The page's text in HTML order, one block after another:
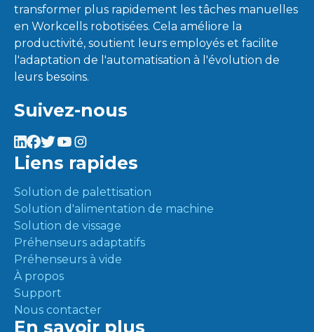
transformer plus rapidement les tâches manuelles
en Workcells robotisées. Cela améliore la
productivité, soutient leurs employés et facilite
l'adaptation de l'automatisation à l'évolution de
leurs besoins.
Suivez-nous
Liens rapides
Solution de palettisation
Solution d'alimentation de machine
Solution de vissage
Préhenseurs adaptatifs
Préhenseurs à vide
À propos
Support
Nous contacter
En savoir plus